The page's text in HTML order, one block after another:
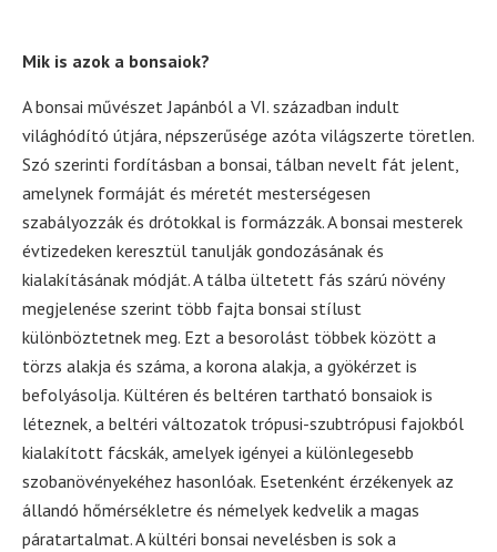
Mik is azok a bonsaiok?
A bonsai művészet Japánból a VI. században indult
világhódító útjára, népszerűsége azóta világszerte töretlen.
Szó szerinti fordításban a bonsai, tálban nevelt fát jelent,
amelynek formáját és méretét mesterségesen
szabályozzák és drótokkal is formázzák. A bonsai mesterek
évtizedeken keresztül tanulják gondozásának és
kialakításának módját. A tálba ültetett fás szárú növény
megjelenése szerint több fajta bonsai stílust
különböztetnek meg. Ezt a besorolást többek között a
törzs alakja és száma, a korona alakja, a gyökérzet is
befolyásolja. Kültéren és beltéren tartható bonsaiok is
léteznek, a beltéri változatok trópusi-szubtrópusi fajokból
kialakított fácskák, amelyek igényei a különlegesebb
szobanövényekéhez hasonlóak. Esetenként érzékenyek az
állandó hőmérsékletre és némelyek kedvelik a magas
páratartalmat. A kültéri bonsai nevelésben is sok a